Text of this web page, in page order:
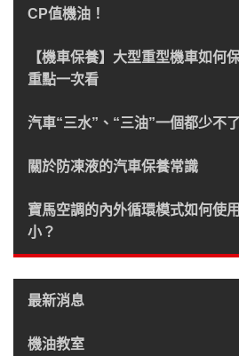
CP值機油！
【機車保養】大型重型機車如何
重點一次看
汽車“三水”、“三油”一個都少不了
關於防凍液的汽車保養常識
寶馬空調的內外循環模式如何使
小？
最新消息
機油教室